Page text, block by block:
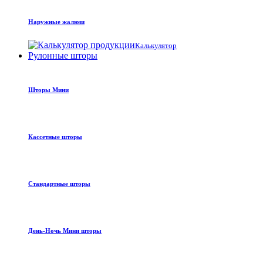
Наружные жалюзи
Калькулятор
Рулонные шторы
Шторы Мини
Кассетные шторы
Стандартные шторы
День-Ночь Мини шторы